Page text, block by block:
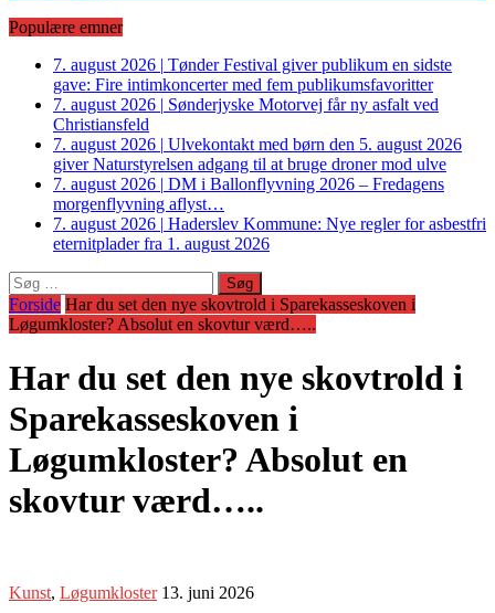
Populære emner
7. august 2026 | Tønder Festival giver publikum en sidste
gave: Fire intimkoncerter med fem publikumsfavoritter
7. august 2026 | Sønderjyske Motorvej får ny asfalt ved
Christiansfeld
7. august 2026 | Ulvekontakt med børn den 5. august 2026
giver Naturstyrelsen adgang til at bruge droner mod ulve
7. august 2026 | DM i Ballonflyvning 2026 – Fredagens
morgenflyvning aflyst…
7. august 2026 | Haderslev Kommune: Nye regler for asbestfri
eternitplader fra 1. august 2026
Søg
efter:
Forside Har du set den nye skovtrold i Sparekasseskoven i
Løgumkloster? Absolut en skovtur værd…..
Har du set den nye skovtrold i
Sparekasseskoven i
Løgumkloster? Absolut en
skovtur værd…..
Kunst, Løgumkloster 13. juni 2026